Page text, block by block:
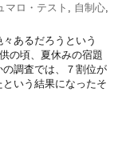
マロ・テスト 自制心
あるだろうという
の頃、夏休みの宿題
調査では、７割位が
いう結果になったそ